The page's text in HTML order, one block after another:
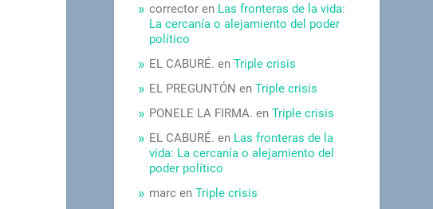
corrector en Las fronteras de la vida:
La cercanía o alejamiento del poder
político
EL CABURÉ. enTriple crisis
EL PREGUNTÓN enTriple crisis
PONELE LA FIRMA. enTriple crisis
EL CABURÉ. en Las fronteras de la
vida: La cercanía o alejamiento del
poder político
marc enTriple crisis